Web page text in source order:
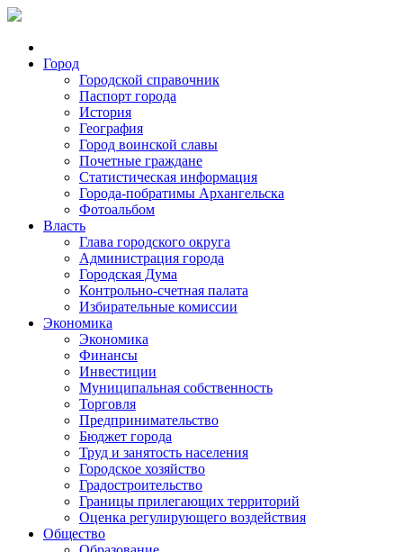
Город
Городской справочник
Паспорт города
История
География
Город воинской славы
Почетные граждане
Статистическая информация
Города-побратимы Архангельска
Фотоальбом
Власть
Глава городского округа
Администрация города
Городская Дума
Контрольно-счетная палата
Избирательные комиссии
Экономика
Экономика
Финансы
Инвестиции
Муниципальная собственность
Торговля
Предпринимательство
Бюджет города
Труд и занятость населения
Городское хозяйство
Градостроительство
Границы прилегающих территорий
Оценка регулирующего воздействия
Общество